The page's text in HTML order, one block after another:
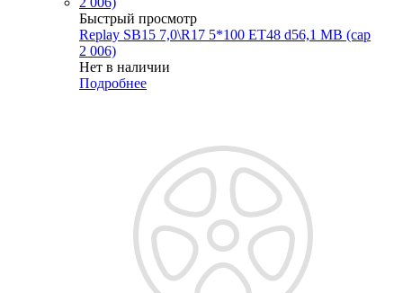
Быстрый просмотр
Replay SB15 7,0\R17 5*100 ET48 d56,1 MB (cap
2 006)
Нет в наличии
Подробнее